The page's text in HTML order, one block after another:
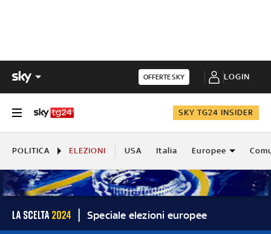
OFFERTE SKY LOGIN
SKY TG24 INSIDER
POLITICA ELEZIONI USA Italia Europee
Speciale elezioni europee